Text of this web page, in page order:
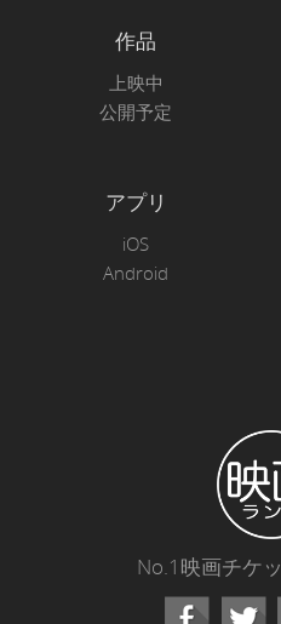
作品
上映中
公開予定
アプリ
iOS
Android
No.1映画チケ